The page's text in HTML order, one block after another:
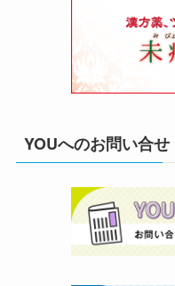
YOUへのお問い合せ